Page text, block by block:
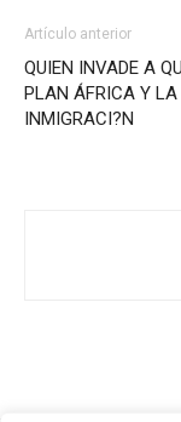
Artículo anterior
QUIEN INVADE A
PLAN ÁFRICA Y LA
INMIGRACI?N